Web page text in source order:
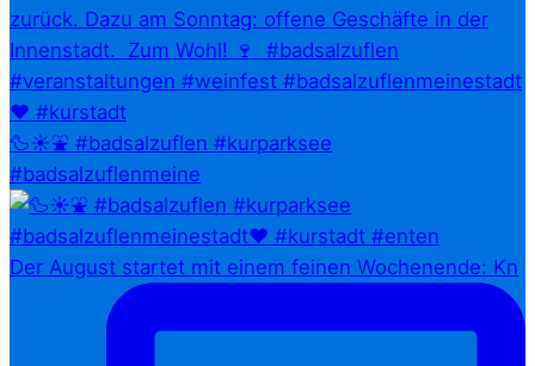
🦆☀️⛲ #badsalzuflen #kurparksee
#badsalzuflenmeine
Der August startet mit einem feinen Wochenende: Kn